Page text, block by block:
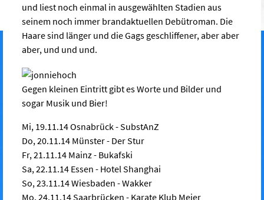
und liest noch einmal in ausgewählten Stadien aus
seinem noch immer brandaktuellen Debütroman. Die
Haare sind länger und die Gags geschliffener, aber aber
aber, und und und.
Gegen kleinen Eintritt gibt es Worte und Bilder und
sogar Musik und Bier!
Mi, 19.11.14 Osnabrück - SubstAnZ
Do, 20.11.14 Münster - Der Stur
Fr, 21.11.14 Mainz - Bukafski
Sa, 22.11.14 Essen - Hotel Shanghai
So, 23.11.14 Wiesbaden - Wakker
Mo, 24.11.14 Saarbrücken - Karate Klub Meier